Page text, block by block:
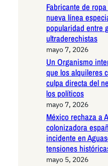
Fabricante de
nueva línea
popularidad entre
ultraderechistas
mayo 7, 2026
Un Organismo
que los alquileres
culpa directa del
los políticos
mayo 7, 2026
México rechaza a
colonizadora
incidente en
tensiones
mayo 5, 2026